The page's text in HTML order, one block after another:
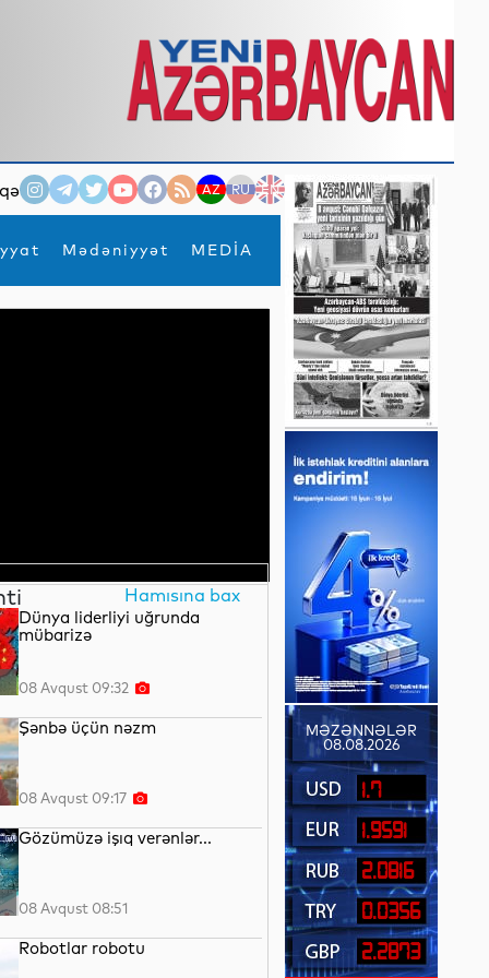
AZ RU EN
Mədəniyyət MEDİA
×
Hamısına bax
Dünya liderliyi uğrunda
mübarizə
08 Avqust 09:32
Şənbə üçün nəzm
08 Avqust 09:17
Gözümüzə işıq verənlər...
08 Avqust 08:51
Robotlar robotu
MƏZƏNNƏLƏR
08.08.2026
1.7
1.9591
2.0816
0.0356
2.2873